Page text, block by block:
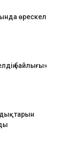
өрескел
байлығы»